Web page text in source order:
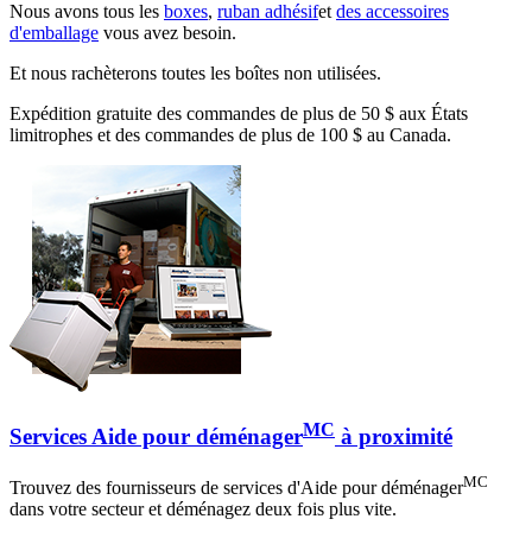
Nous avons tous les boxes, ruban adhésifetdes accessoires
d'emballage vous avez besoin.
Et nous rachèterons toutes les boîtes non utilisées.
Expédition gratuite des commandes de plus de 50 $ aux États
limitrophes et des commandes de plus de 100 $ au Canada.
Services Aide pour déménagerMC à proximité
Trouvez des fournisseurs de services d'Aide pour déménagerMC
dans votre secteur et déménagez deux fois plus vite.